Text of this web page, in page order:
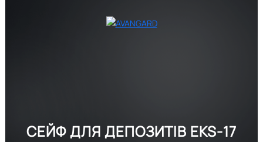
СЕЙФ ДЛЯ ДЕПОЗИТІВ EKS-17